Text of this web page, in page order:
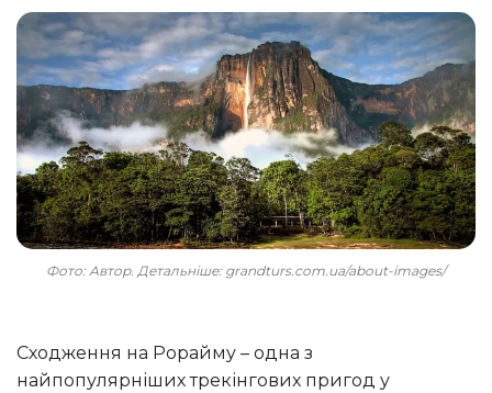
Фото: Автор. Детальніше: grandturs.com.ua/about-images/
Сходження на Рорайму – одна з
найпопулярніших трекінгових пригод у